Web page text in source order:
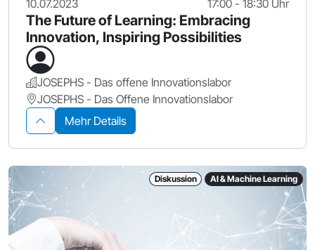
10.07.2023 17:00 - 18:30 Uhr
The Future of Learning: Embracing
Innovation, Inspiring Possibilities
JOSEPHS - Das offene Innovationslabor
JOSEPHS - Das Offene Innovationslabor
Mehr Details
Diskussion AI & Machine Learning